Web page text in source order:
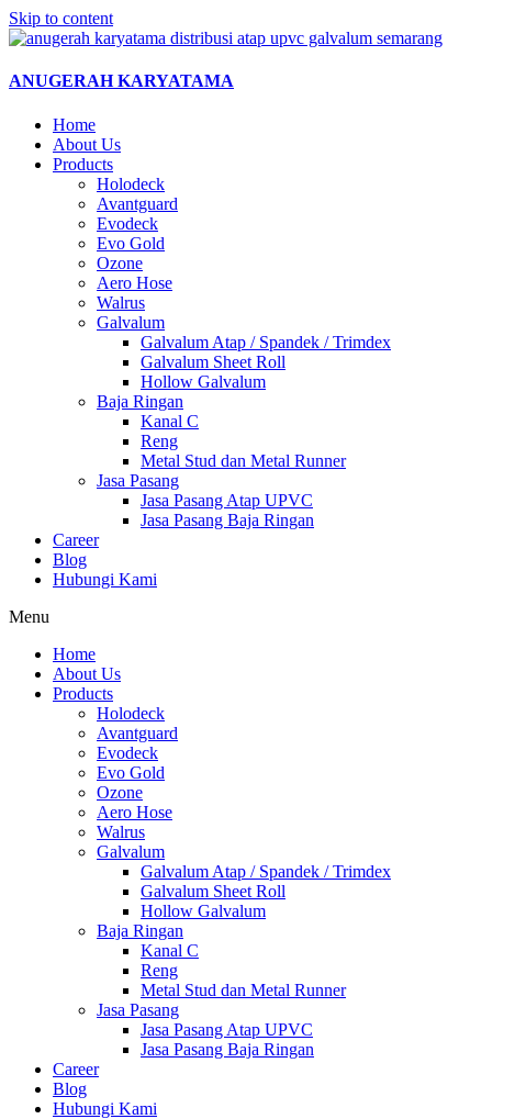
Skip to content
ANUGERAH KARYATAMA
Home
About Us
Products
Holodeck
Avantguard
Evodeck
Evo Gold
Ozone
Aero Hose
Walrus
Galvalum
Galvalum Atap / Spandek / Trimdex
Galvalum Sheet Roll
Hollow Galvalum
Baja Ringan
Kanal C
Reng
Metal Stud dan Metal Runner
Jasa Pasang
Jasa Pasang Atap UPVC
Jasa Pasang Baja Ringan
Career
Blog
Hubungi Kami
Menu
Home
About Us
Products
Holodeck
Avantguard
Evodeck
Evo Gold
Ozone
Aero Hose
Walrus
Galvalum
Galvalum Atap / Spandek / Trimdex
Galvalum Sheet Roll
Hollow Galvalum
Baja Ringan
Kanal C
Reng
Metal Stud dan Metal Runner
Jasa Pasang
Jasa Pasang Atap UPVC
Jasa Pasang Baja Ringan
Career
Blog
Hubungi Kami